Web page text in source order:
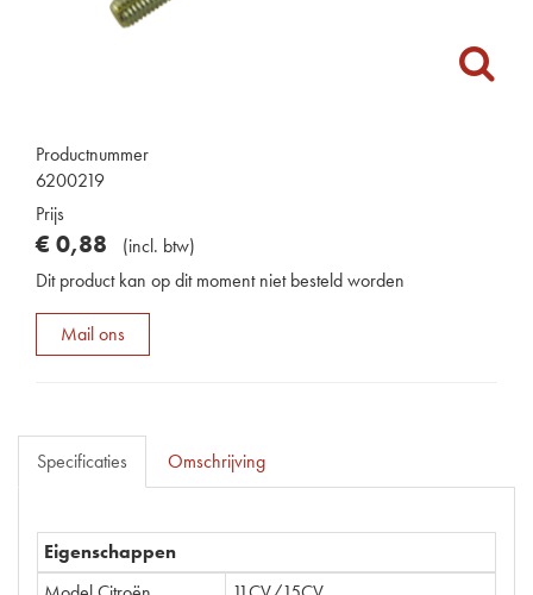
Productnummer
6200219
Prijs
€ 0,88 (incl. btw)
Dit product kan op dit moment niet besteld worden
Mail ons
Specificaties Omschrijving
Eigenschappen